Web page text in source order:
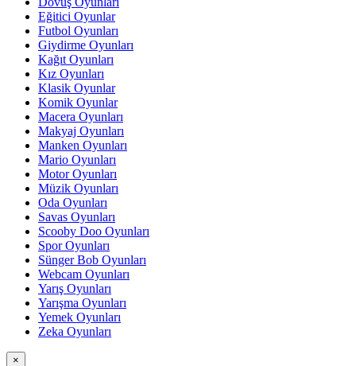
Eğitici Oyunlar
Futbol Oyunları
Giydirme Oyunları
Kağıt Oyunları
Kız Oyunları
Klasik Oyunlar
Komik Oyunlar
Macera Oyunları
Makyaj Oyunları
Manken Oyunları
Mario Oyunları
Motor Oyunları
Müzik Oyunları
Oda Oyunları
Savas Oyunları
Scooby Doo Oyunları
Spor Oyunları
Sünger Bob Oyunları
Webcam Oyunları
Yarış Oyunları
Yarışma Oyunları
Yemek Oyunları
Zeka Oyunları
×